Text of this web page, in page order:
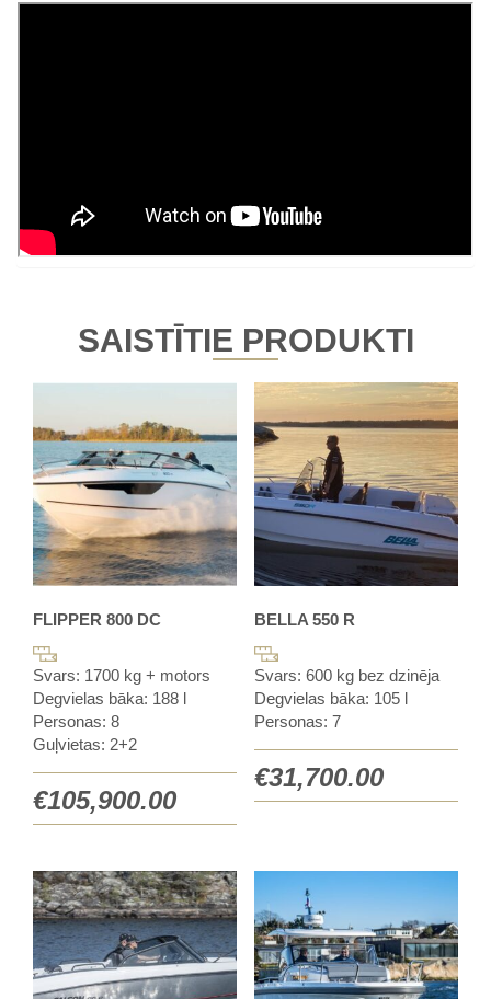
SAISTĪTIE PRODUKTI
FLIPPER 800 DC
Svars: 1700 kg + motors
Degvielas bāka: 188 l
Personas: 8
Guļvietas: 2+2
€105,900.00
BELLA 550 R
Svars: 600 kg bez dzinēja
Degvielas bāka: 105 l
Personas: 7
€31,700.00